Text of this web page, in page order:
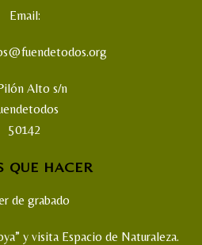
Email:
Alto s/n
50142
QUE HACER
de grabado
y visita Espacio de Naturaleza.